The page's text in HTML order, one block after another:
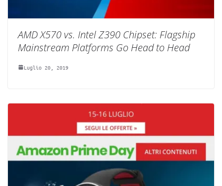
AMD X570 vs. Intel Z390 Chipset: Flagship
Mainstream Platforms Go Head to Head
Luglio 20, 2019